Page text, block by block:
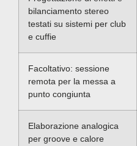
bilanciamento stereo
testati su sistemi per club
e cuffie
Facoltativo: sessione
remota per la messa a
punto congiunta
Elaborazione analogica
per groove e calore